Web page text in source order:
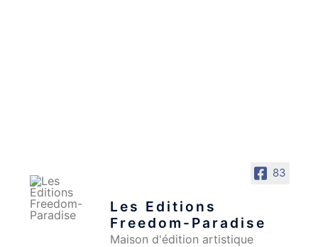
83
Les Editions
Freedom-Paradise
Maison d'édition artistique